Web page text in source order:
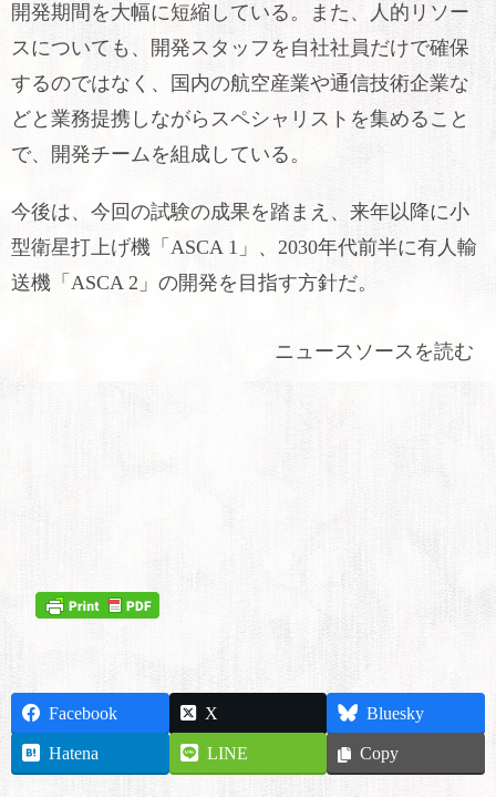
開発期間を大幅に短縮している。また、人的リソー
スについても、開発スタッフを自社社員だけで確保
するのではなく、国内の航空産業や通信技術企業な
どと業務提携しながらスペシャリストを集めること
で、開発チームを組成している。
今後は、今回の試験の成果を踏まえ、来年以降に小
型衛星打上げ機「ASCA 1」、2030年代前半に有人輸
送機「ASCA 2」の開発を目指す方針だ。
ニュースソースを読む
Facebook X
Bluesky
Hatena
LINE Copy